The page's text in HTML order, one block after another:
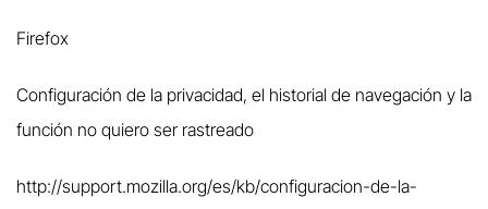
Firefox
Configuración de la privacidad, el historial de navegación y la
función no quiero ser rastreado
http://support.mozilla.org/es/kb/configuracion-de-la-